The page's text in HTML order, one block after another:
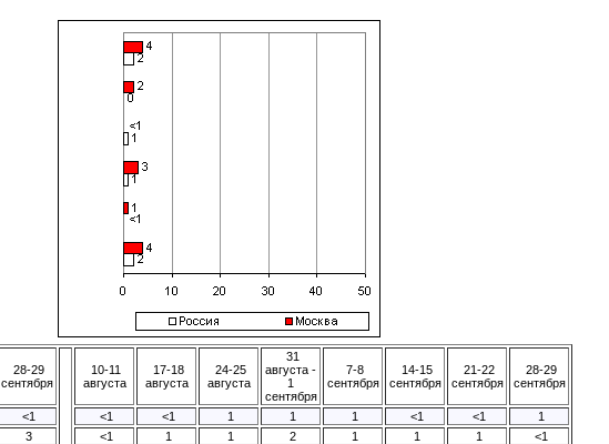
28-29
сентября
10-11
августа
17-18
августа
24-25
августа
31
августа -
1
сентября
7-8
сентября
14-15
сентября
21-22
сентября
28-29
сентября
<1 <1 <1 1 1 1 <1 <1
1
3 <1 1 1 2 1 1 1
<1